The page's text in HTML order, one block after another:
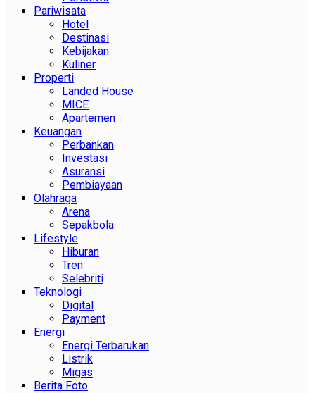
Pariwisata
Hotel
Destinasi
Kebijakan
Kuliner
Properti
Landed House
MICE
Apartemen
Keuangan
Perbankan
Investasi
Asuransi
Pembiayaan
Olahraga
Arena
Sepakbola
Lifestyle
Hiburan
Tren
Selebriti
Teknologi
Digital
Payment
Energi
Energi Terbarukan
Listrik
Migas
Berita Foto